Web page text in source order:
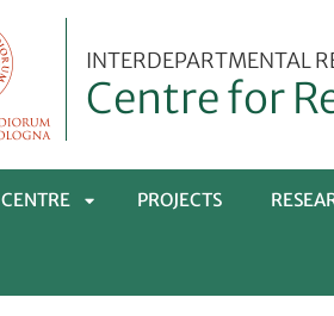
INTERDEPARTMENTAL
Centre for
CENTRE PROJECTS